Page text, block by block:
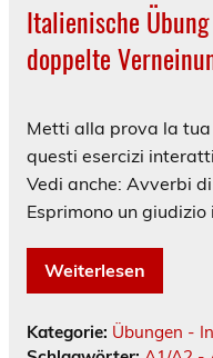
Italienische
doppelte
Metti alla prova la tua
questi esercizi
Vedi anche: Avverbi
Esprimono un giudizio
Weiterlesen
Kategorie: Übungen -